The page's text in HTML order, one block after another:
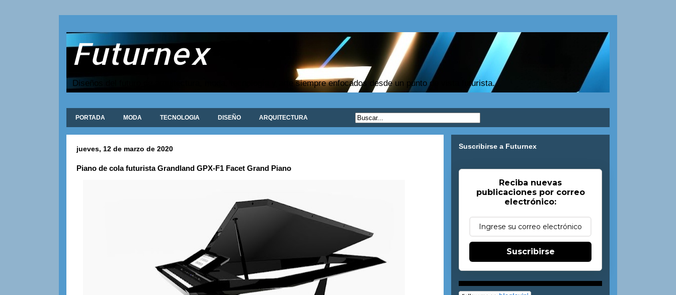
Futurnex
Diseños del futuro de arquitectura, moda, tecnología y arte siempre enfocados desde un punto de vista futurista.
PORTADA MODA TECNOLOGIA DISEÑO ARQUITECTURA
jueves, 12 de marzo de 2020
Piano de cola futurista Grandland GPX-F1 Facet Grand Piano
Suscribirse a Futurnex
Reciba nuevas
publicaciones por correo
electrónico:
Suscribirse